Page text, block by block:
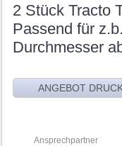
2 Stück Tracto
Passend für
Durchmesser
Ansprechpartner